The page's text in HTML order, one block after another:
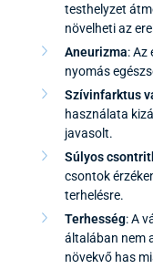
testhelyzet
növelheti az
Aneurizma: Az
nyomás
Szívinfarktus
használata
javasolt.
Súlyos
csontok
terhelésre.
Terhesség: A
általában nem
növekvő has